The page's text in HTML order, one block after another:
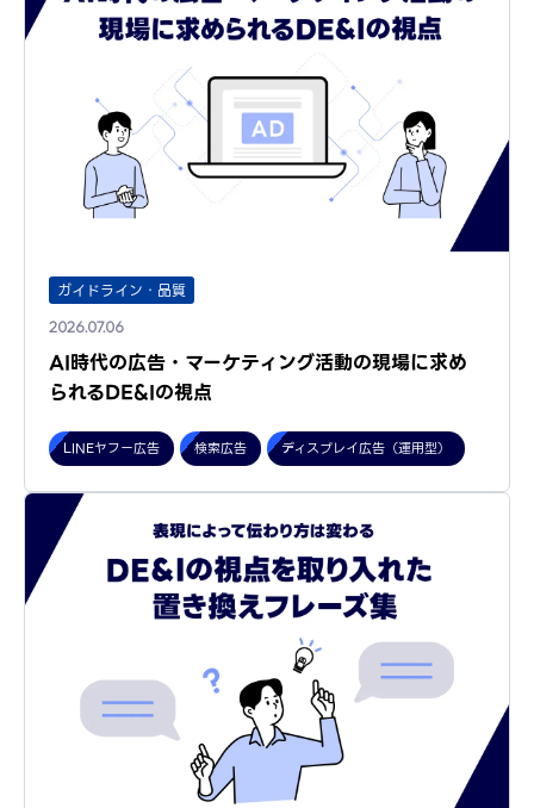
ガイドライン・品質
2026.07.06
AI時代の広告・マーケティング活動の現場に求め
られるDE&Iの視点
LINEヤフー広告 検索広告 ディスプレイ広告（運用型）